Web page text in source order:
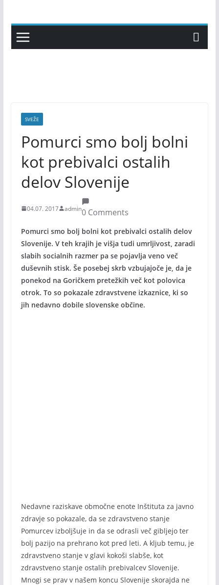
content
SVEŽE
Pomurci smo bolj bolni
kot prebivalci ostalih
delov Slovenije
04.07. 2017 admin0 Comments
Pomurci smo bolj bolni kot prebivalci ostalih delov
Slovenije. V teh krajih je višja tudi umrljivost, zaradi
slabih socialnih razmer pa se pojavlja veno več
duševnih stisk. Še posebej skrb vzbujajoče je, da je
ponekod na Goričkem pretežkih več kot polovica
otrok. To so pokazale zdravstvene izkaznice, ki so
jih nedavno dobile slovenske občine.
Nedavne raziskave območne enote Inštituta za javno
zdravje so pokazale, da se zdravstveno stanje
Pomurcev izboljšuje in da se odrasli več gibljejo ter
bolj pazijo na prehrano kot pred leti. A kljub temu, je
zdravstveno stanje v glavi kokoši slabše, kot
zdravstveno stanje ostalih prebivalcev Slovenije.
Mnogi se prav v našem koncu Slovenije skorajda ne